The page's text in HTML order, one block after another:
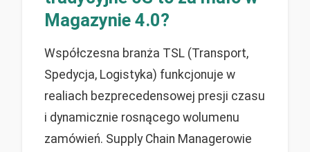
Magazynie 4.0?
Współczesna branża TSL (Transport,
Spedycja, Logistyka) funkcjonuje w
realiach bezprecedensowej presji czasu
i dynamicznie rosnącego wolumenu
zamówień. Supply Chain Managerowie